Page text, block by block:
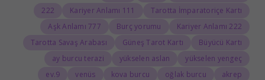
Tarotta İmparatoriçe Kartı
111 Kariyer Anlamı
222
222 Kariyer Anlamı
Burç yorumu
777 Aşk Anlamı
Büyücü Kartı
Güneş Tarot Kartı
Tarotta Savaş Arabası
yükselen yengeç
yükselen aslan
ay burcu terazi
akrep
oğlak burcu
kova burcu
venüs
9.ev